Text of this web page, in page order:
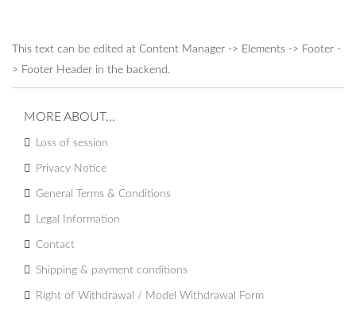
This text can be edited at Content Manager -> Elements -> Footer -
> Footer Header in the backend.
MORE ABOUT...
Loss of session
Privacy Notice
General Terms & Conditions
Legal Information
Contact
Shipping & payment conditions
Right of Withdrawal / Model Withdrawal Form